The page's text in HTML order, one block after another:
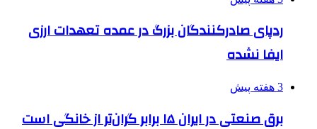
ردپای صادرکنندگان بزرگ در عمده تعهدات ارزی
ایفا نشده
3 هفته پیش
برق صنعتی در ایران ۱۵ برابر گران‌تر از خانگی است